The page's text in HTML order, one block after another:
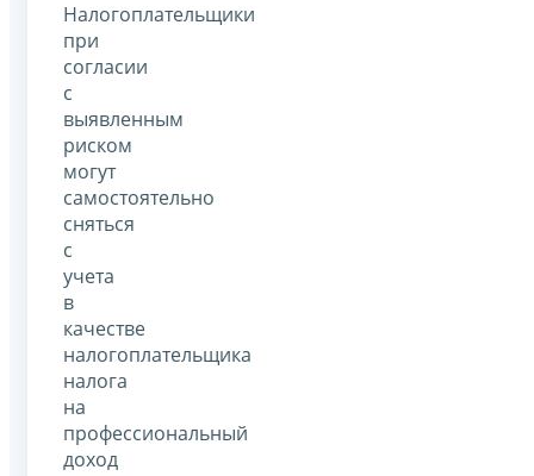
Налогоплательщики
при
согласии
с
выявленным
риском
могут
самостоятельно
сняться
с
учета
в
качестве
налогоплательщика
налога
на
профессиональный
доход